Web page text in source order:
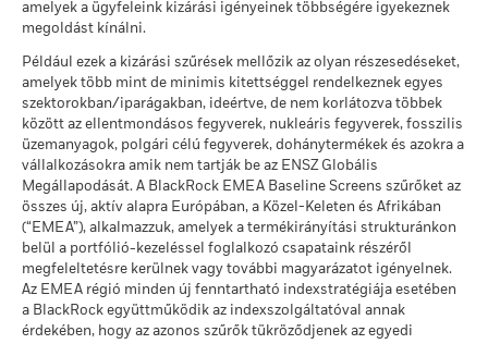
A részvényosztály teljesítményét a nettó eszközérték (NAV)
alapján számítják ki, adott esetben a jövedelem
újrabefektetésével. A befektetésből származó hozam a
devizaárfolyam-ingadozások következtében növekedhet vagy
csökkenhet, ha a múltbeli teljesítményszámítástól eltérő
pénznemben fektet be.Forrás:Blackrock
A stresszforgatókönyv bemutatja, hogy szélsőséges piaci
körülmények esetén mekkora összeget kaphat vissza.
Lipper globális alapbesorolás Equity Sector Healthcare
MSCI súlyozott átlagos
szénintenzitás (Tons
CO2E/$M SALES)
ekkor: 2026. júl. 17.
11,68
MSCI ESG % lefedettség
ekkor: 2026. júl. 17.
MSCI ESG minőségi
pontszám -
Versenytársszázalék
ekkor: 2026. júl. 17.
69,57
A versenytárscsoport alapjai
MSCI - Szurokföldek
ekkor: 2026. jún. 30.
Üzleti részvételi lefedettség
ekkor: 2026. jún. 30.
99,04%
Nem lefedett Alap
százalékos aránya
ekkor: 2026. jún. 30.
1,01%
A fenti, termikus szénre és olajhomokra vonatkozó, BlackRock
üzleti részvételi kitettségi adatok azokkal a vállalatokkal
kapcsolatban kerülnek kiszámításra és jelentésre, amelyek az
amelyek a ügyfeleink kizárási igényeinek többségére igyekeznek
megoldást kínálni.
Például ezek a kizárási szűrések mellőzik az olyan részesedéseket,
amelyek több mint de minimis kitettséggel rendelkeznek egyes
szektorokban/iparágakban, ideértve, de nem korlátozva többek
között az ellentmondásos fegyverek, nukleáris fegyverek, fosszilis
üzemanyagok, polgári célú fegyverek, dohánytermékek és azokra a
vállalkozásokra amik nem tartják be az ENSZ Globális
Megállapodását. A BlackRock EMEA Baseline Screens szűrőket az
összes új, aktív alapra Európában, a Közel-Keleten és Afrikában
(“EMEA”), alkalmazzuk, amelyek a termékirányítási strukturánkon
belül a portfólió-kezeléssel foglalkozó csapataink részéről
megfeleltetésre kerülnek vagy további magyarázatot igényelnek.
Az EMEA régió minden új fenntartható indexstratégiája esetében
a BlackRock együttműködik az indexszolgáltatóval annak
érdekében, hogy az azonos szűrők tükröződjenek az egyedi